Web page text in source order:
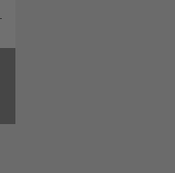
DE